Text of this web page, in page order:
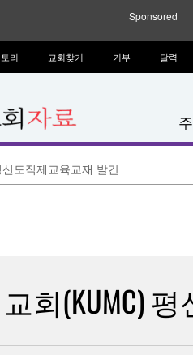
Sponsored
리 교회찾기 기부 달력
도직제교육교재 발간
회(KUMC)